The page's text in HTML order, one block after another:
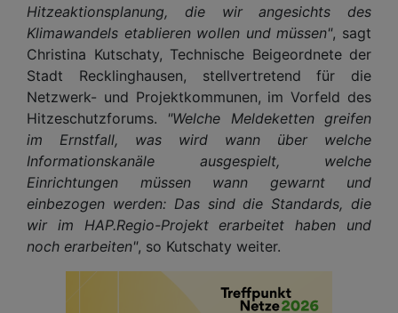
Hitzeaktionsplanung, die wir angesichts des
Klimawandels etablieren wollen und müssen", sagt
Christina Kutschaty, Technische Beigeordnete der
Stadt Recklinghausen, stellvertretend für die
Netzwerk- und Projektkommunen, im Vorfeld des
Hitzeschutzforums. "Welche Meldeketten greifen
im Ernstfall, was wird wann über welche
Informationskanäle ausgespielt, welche
Einrichtungen müssen wann gewarnt und
einbezogen werden: Das sind die Standards, die
wir im HAP.Regio-Projekt erarbeitet haben und
noch erarbeiten", so Kutschaty weiter.